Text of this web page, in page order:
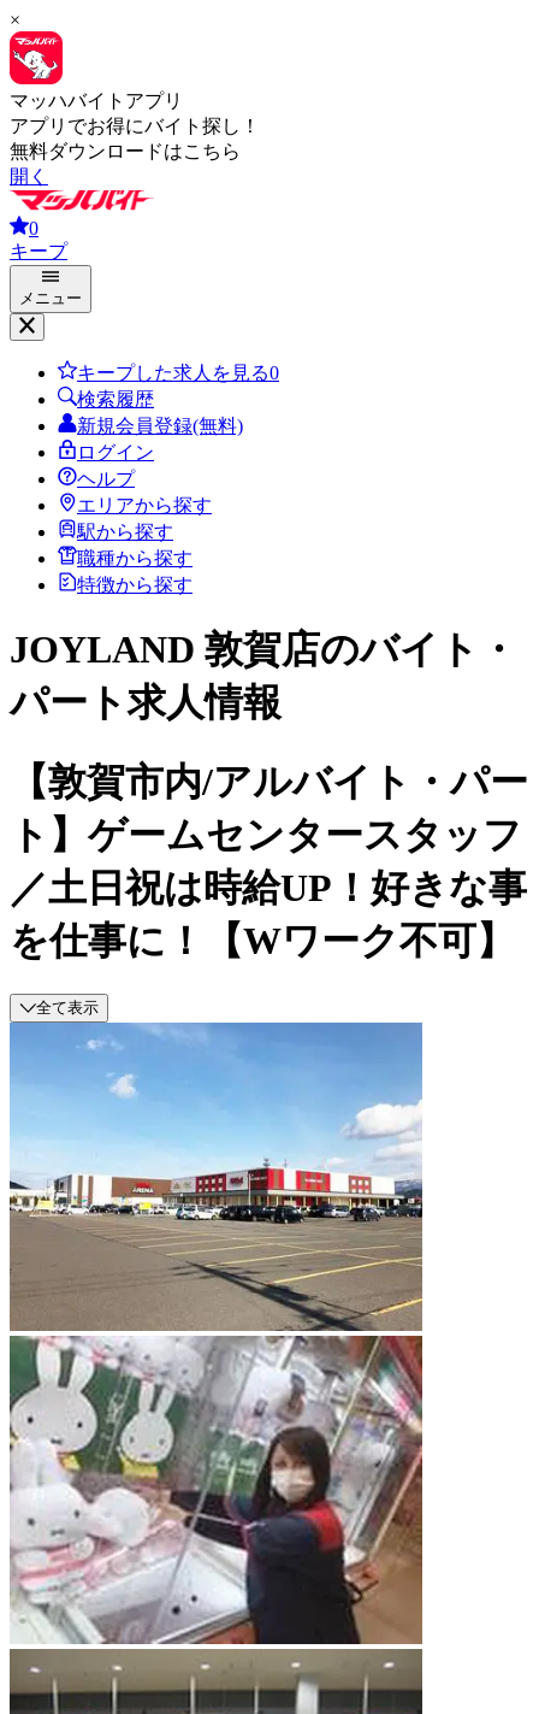
×
マッハバイトアプリ
アプリでお得にバイト探し！
無料ダウンロードはこちら
開く
0
キープ
メニュー
キープした求人を見る0
検索履歴
新規会員登録(無料)
ログイン
ヘルプ
エリアから探す
駅から探す
職種から探す
特徴から探す
JOYLAND 敦賀店のバイト・
パート求人情報
【敦賀市内/アルバイト・パー
ト】ゲームセンタースタッフ
／土日祝は時給UP！好きな事
を仕事に！【Wワーク不可】
全て表示